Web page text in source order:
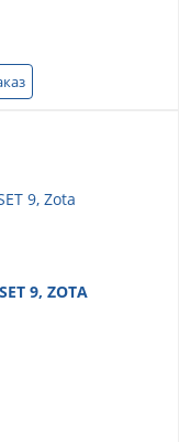
9, ZOTA